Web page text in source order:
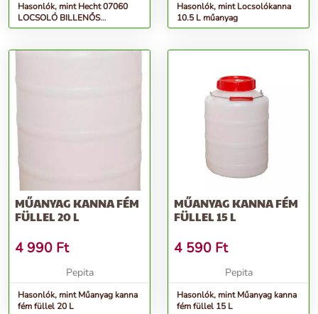
Hasonlók, mint Hecht 07060
LOCSOLÓ BILLENŐS
MŰANYAG
Hasonlók, mint Locsolókanna
10.5 L műanyag
MŰANYAG KANNA FÉM
FÜLLEL 20 L
4 990 Ft
Pepita
Hasonlók, mint Műanyag kanna
fém füllel 20 L
MŰANYAG KANNA FÉM
FÜLLEL 15 L
4 590 Ft
Pepita
Hasonlók, mint Műanyag kanna
fém füllel 15 L